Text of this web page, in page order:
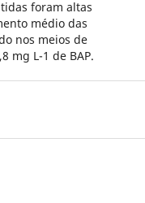
foram altas
médio das
nos meios de
mg L-1 de BAP.